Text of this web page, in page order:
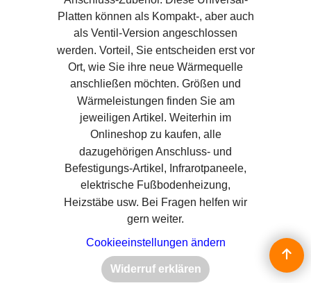
Platten können als Kompakt-, aber auch
als Ventil-Version angeschlossen
werden. Vorteil, Sie entscheiden erst vor
Ort, wie Sie ihre neue Wärmequelle
anschließen möchten. Größen und
Wärmeleistungen finden Sie am
jeweiligen Artikel. Weiterhin im
Onlineshop zu kaufen, alle
dazugehörigen Anschluss- und
Befestigungs-Artikel, Infrarotpaneele,
elektrische Fußbodenheizung,
Heizstäbe usw. Bei Fragen helfen wir
gern weiter.
Cookieeinstellungen ändern
Widerruf erklären